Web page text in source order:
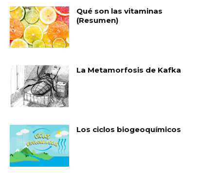
Qué son las vitaminas
(Resumen)
La Metamorfosis de Kafka
Los ciclos biogeoquímicos